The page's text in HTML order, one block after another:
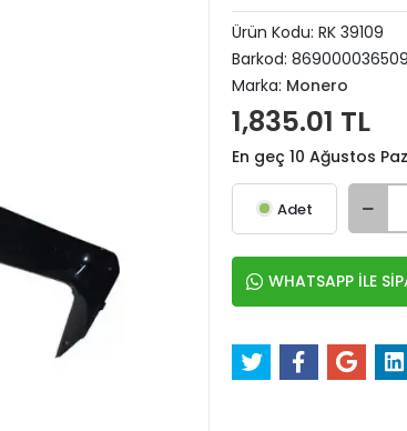
Ürün Kodu: RK 39109
Barkod:
Marka: Monero
1,835.01 TL
En geç 10 Ağustos
Adet
WHATSAPP İLE